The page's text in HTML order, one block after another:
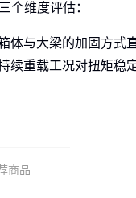
个维度评估：
体与大梁的加固方式
续重载工况对扭矩稳
样标称载重量的车型
商品